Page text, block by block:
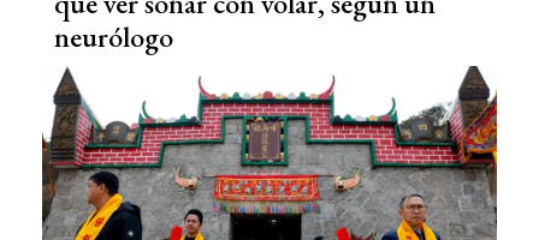
neurólogo